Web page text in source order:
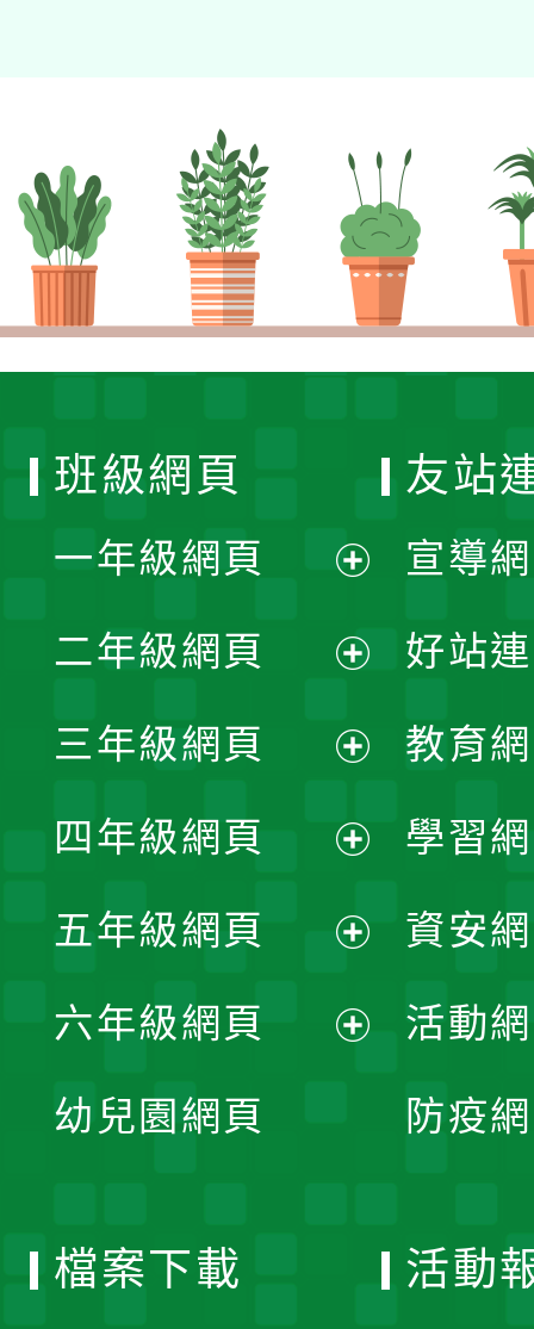
班級網頁
一年級網頁
開
選
單
二年級網頁
開
選
單
三年級網頁
開
選
單
四年級網頁
開
選
五年級網頁
開
六年級網頁
幼兒園網頁
友站
宣導
好站
教育
學習
資安
活動
防疫
檔案下載 活動